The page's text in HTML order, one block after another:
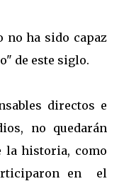
no ha sido capaz
de este siglo.
directos e
no quedarán
la historia, como
en el